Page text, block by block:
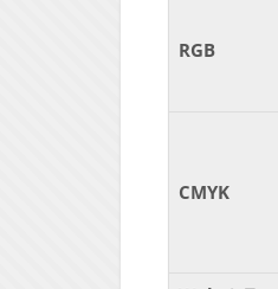
RGB
CMYK